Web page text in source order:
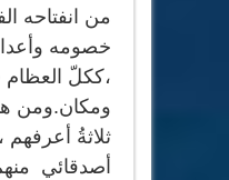
من انفتاحه
خصومه
،ككلّ
ومكان.ومن
ثلاثةُ أعرفهم
أصدقائي